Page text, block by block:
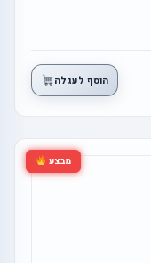
הוסף לעגלה
מבצע